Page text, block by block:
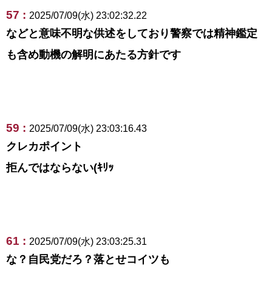
57 : 2025/07/09(水) 23:02:32.22
などと意味不明な供述をしており警察では精神鑑定
も含め動機の解明にあたる方針です
59 : 2025/07/09(水) 23:03:16.43
クレカポイント
拒んではならない(ｷﾘｯ
61 : 2025/07/09(水) 23:03:25.31
な？自民党だろ？落とせコイツも